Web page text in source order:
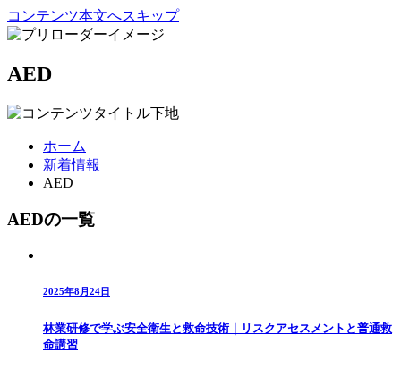
コンテンツ本文へスキップ
AED
ホーム
新着情報
AED
AEDの一覧
2025年8月24日
林業研修で学ぶ安全衛生と救命技術｜リスクアセスメントと普通救
命講習